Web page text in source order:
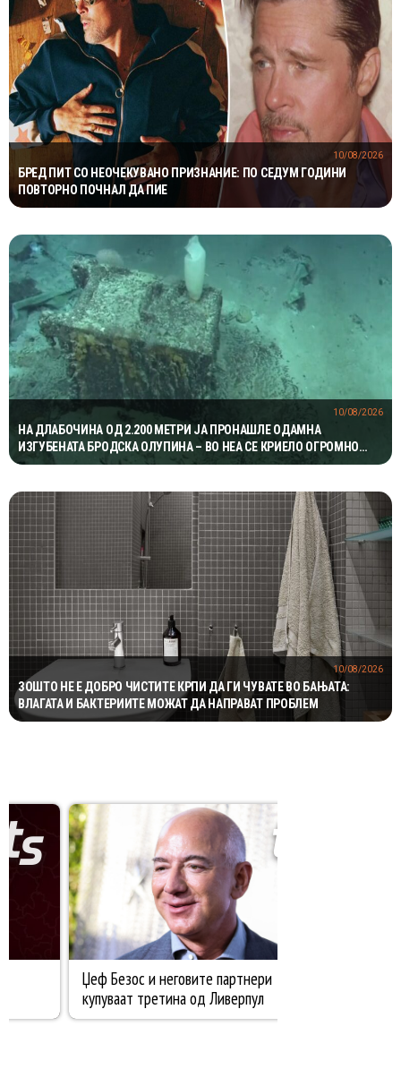
БРЕД ПИТ СО НЕОЧЕКУВАНО ПРИЗНАНИЕ: ПО СЕДУМ ГОДИНИ
ПОВТОРНО ПОЧНАЛ ДА ПИЕ
10/08/2026
НА ДЛАБОЧИНА ОД 2.200 МЕТРИ ЈА ПРОНАШЛЕ ОДАМНА
ИЗГУБЕНАТА БРОДСКА ОЛУПИНА – ВО НЕА СЕ КРИЕЛО ОГРОМНО
БОГАТСТВО ВО ЗЛАТО
10/08/2026
ЗОШТО НЕ Е ДОБРО ЧИСТИТЕ КРПИ ДА ГИ ЧУВАТЕ ВО БАЊАТА:
ВЛАГАТА И БАКТЕРИИТЕ МОЖАТ ДА НАПРАВАТ ПРОБЛЕМ
10/08/2026